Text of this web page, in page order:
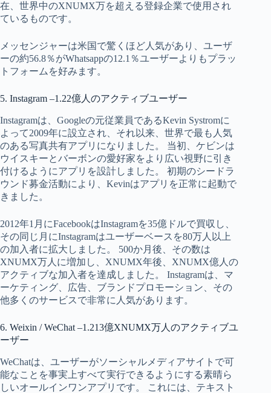
在、世界中のXNUMX万を超える登録企業で使用され
ているものです。
メッセンジャーは米国で驚くほど人気が​​あり、ユーザ
ーの約56.8％がWhatsappの12.1％ユーザーよりもプラッ
トフォームを好みます。
5. Instagram –1.22億人のアクティブユーザー
Instagramは、Googleの元従業員であるKevin Systromに
よって2009年に設立され、それ以来、世界で最も人気
のある写真共有アプリになりました。 当初、ケビンは
ウイスキーとバーボンの愛好家をより広い視野に引き
付けるようにアプリを設計しました。 初期のシードラ
ウンド募金活動により、Kevinはアプリを正常に起動で
きました。
2012年1月にFacebookはInstagramを35億ドルで買収し、
その同じ月にInstagramはユーザーベースを80万人以上
の加入者に拡大しました。 500か月後、その数は
XNUMX万人に増加し、XNUMX年後、XNUMX億人の
アクティブな加入者を達成しました。 Instagramは、マ
ーケティング、広告、ブランドプロモーション、その
他多くのサービスで非常に人気があります。
6. Weixin / WeChat –1.213億XNUMX万人のアクティブユ
ーザー
WeChatは、ユーザーがソーシャルメディアサイトで可
能なことを事実上すべて実行できるようにする素晴ら
しいオールインワンアプリです。 これには、テキスト